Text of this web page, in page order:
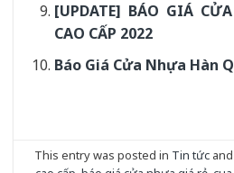
[UPDATE] BÁO GIÁ
CAO CẤP 2022
Báo Giá Cửa Nhựa Hàn
This entry was posted in Tin tứcand